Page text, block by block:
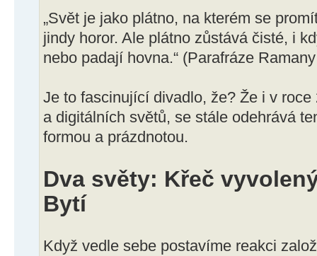
„Svět je jako plátno, na kterém se
jindy horor. Ale plátno zůstává čisté, i
nebo padají hovna.“ (Parafráze
Je to fascinující divadlo, že? Že i v
a digitálních světů, se stále odehrává
formou a prázdnotou.
Dva světy: Křeč
Bytí
Když vedle sebe postavíme reakci